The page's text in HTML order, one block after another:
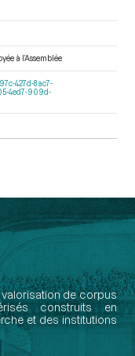
à l’Assemblée
427d-8ac7-
4ed7-909d-
de corpus
construits en
et des institutions